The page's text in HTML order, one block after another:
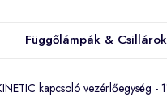
Függőlámpák & Csillárok
kapcsoló vezérlőegység -